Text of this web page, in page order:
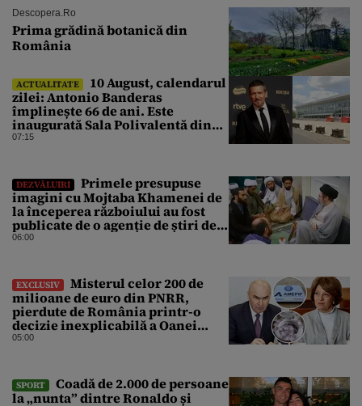
Descopera.ro
Prima grădină botanică din
România
ACTUALITATE
10 August, calendarul
zilei: Antonio Banderas
împlinește 66 de ani. Este
inaugurată Sala Polivalentă din
București
07:15
DEZVĂLUIRI
Primele presupuse
imagini cu Mojtaba Khamenei de
la începerea războiului au fost
publicate de o agenție de știri de
stat din Iran
06:00
EXCLUSIV
Misterul celor 200 de
milioane de euro din PNRR,
pierdute de România printr-o
decizie inexplicabilă a Oanei
Gheorghiu. Ultima hotărâre de
05:00
SPORT
Coadă de 2.000 de persoane
la „nunta” dintre Ronaldo și